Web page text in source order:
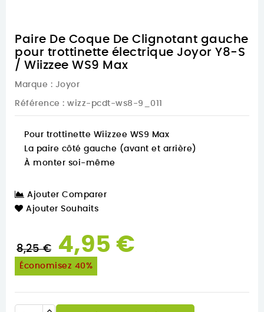
Paire De Coque De Clignotant gauche
pour trottinette électrique Joyor Y8-S
/ Wiizzee WS9 Max
Marque : Joyor
Référence : wizz-pcdt-ws8-9_011
Pour trottinette Wiizzee WS9 Max
La paire côté gauche (avant et arrière)
À monter soi-même
Ajouter Comparer
Ajouter Souhaits
8,25 € 4,95 €
Économisez 40%